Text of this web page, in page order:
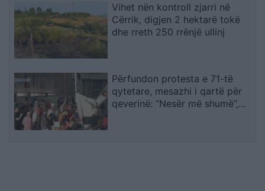
Vihet nën kontroll zjarri në
Cërrik, digjen 2 hektarë tokë
dhe rreth 250 rrënjë ullinj
Përfundon protesta e 71-të
qytetare, mesazhi i qartë për
qeverinë: “Nesër më shumë”,